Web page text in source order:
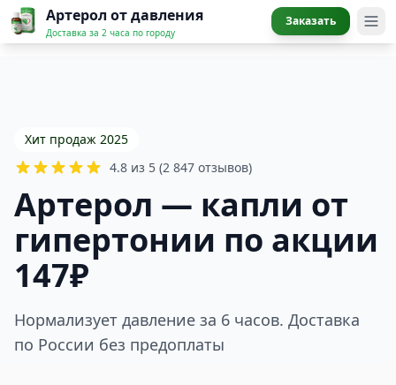
Артерол от давления
Доставка за 2 часа по городу
Заказать
Хит продаж 2025
4.8 из 5 (2 847 отзывов)
Артерол — капли от
гипертонии по акции
147₽
Нормализует давление за 6 часов. Доставка
по России без предоплаты